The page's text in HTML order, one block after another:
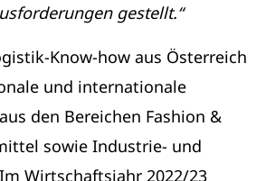
gestellt.“
Know-how aus Österreich
und internationale
den Bereichen Fashion &
sowie Industrie- und
Wirtschaftsjahr 2022/23